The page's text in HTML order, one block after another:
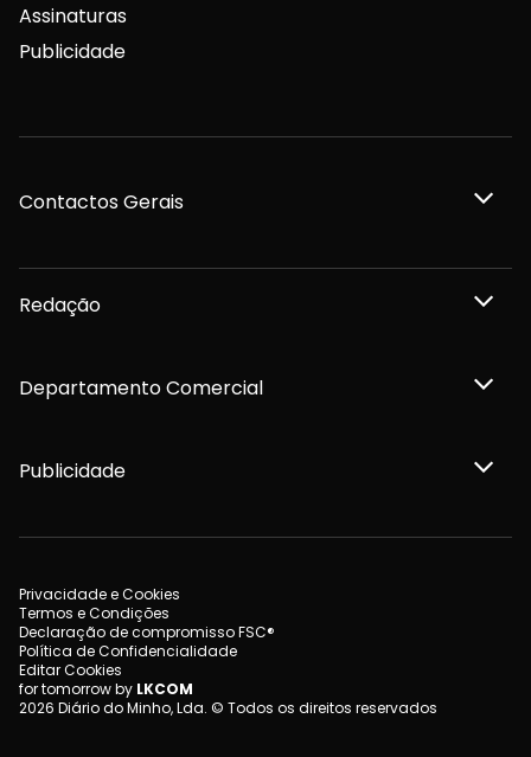
Assinaturas
Publicidade
Contactos Gerais
Redação
Departamento Comercial
Publicidade
Privacidade e Cookies
Termos e Condições
Declaração de compromisso FSC®
Política de Confidencialidade
Editar Cookies
for tomorrow by LKCOM
2026 Diário do Minho, Lda. © Todos os direitos reservados